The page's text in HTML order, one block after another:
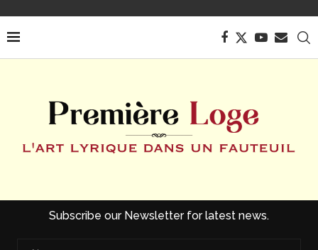
Subscribe our Newsletter for latest news.